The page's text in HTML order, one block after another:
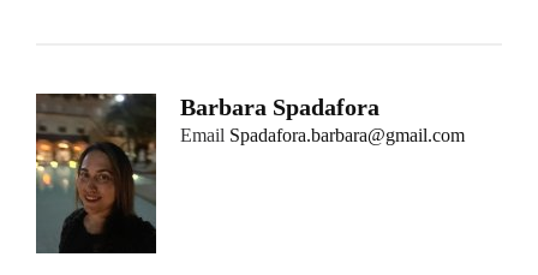
Barbara Spadafora
Email Spadafora.barbara@gmail.com